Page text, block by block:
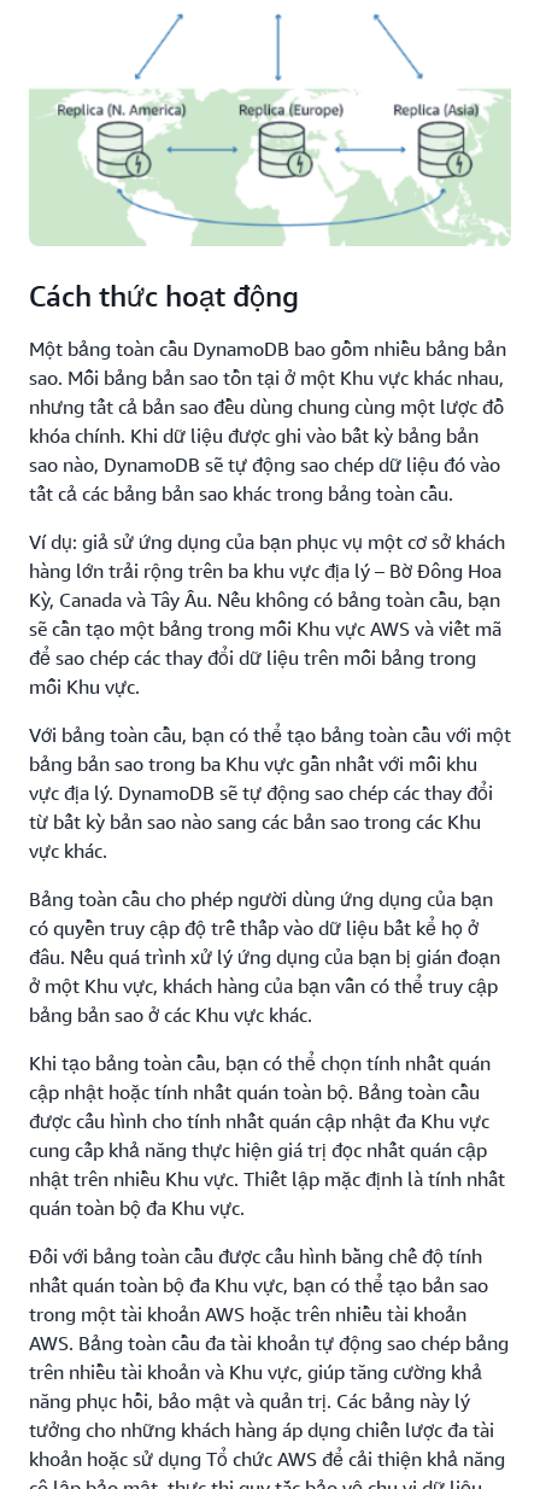
Cách thức hoạt động
Một bảng toàn cầu DynamoDB bao gồm nhiều bảng bản
sao. Mỗi bảng bản sao tồn tại ở một Khu vực khác nhau,
nhưng tất cả bản sao đều dùng chung cùng một lược đồ
khóa chính. Khi dữ liệu được ghi vào bất kỳ bảng bản
sao nào, DynamoDB sẽ tự động sao chép dữ liệu đó vào
tất cả các bảng bản sao khác trong bảng toàn cầu.
Ví dụ: giả sử ứng dụng của bạn phục vụ một cơ sở khách
hàng lớn trải rộng trên ba khu vực địa lý – Bờ Đông Hoa
Kỳ, Canada và Tây Âu. Nếu không có bảng toàn cầu, bạn
sẽ cần tạo một bảng trong mỗi Khu vực AWS và viết mã
để sao chép các thay đổi dữ liệu trên mỗi bảng trong
mỗi Khu vực.
Với bảng toàn cầu, bạn có thể tạo bảng toàn cầu với một
bảng bản sao trong ba Khu vực gần nhất với mỗi khu
vực địa lý. DynamoDB sẽ tự động sao chép các thay đổi
từ bất kỳ bản sao nào sang các bản sao trong các Khu
vực khác.
Bảng toàn cầu cho phép người dùng ứng dụng của bạn
có quyền truy cập độ trễ thấp vào dữ liệu bất kể họ ở
đâu. Nếu quá trình xử lý ứng dụng của bạn bị gián đoạn
ở một Khu vực, khách hàng của bạn vẫn có thể truy cập
bảng bản sao ở các Khu vực khác.
Khi tạo bảng toàn cầu, bạn có thể chọn tính nhất quán
cập nhật hoặc tính nhất quán toàn bộ. Bảng toàn cầu
được cấu hình cho tính nhất quán cập nhật đa Khu vực
cung cấp khả năng thực hiện giá trị đọc nhất quán cập
nhật trên nhiều Khu vực. Thiết lập mặc định là tính nhất
quán toàn bộ đa Khu vực.
Đối với bảng toàn cầu được cấu hình bằng chế độ tính
nhất quán toàn bộ đa Khu vực, bạn có thể tạo bản sao
trong một tài khoản AWS hoặc trên nhiều tài khoản
AWS. Bảng toàn cầu đa tài khoản tự động sao chép bảng
trên nhiều tài khoản và Khu vực, giúp tăng cường khả
năng phục hồi, bảo mật và quản trị. Các bảng này lý
tưởng cho những khách hàng áp dụng chiến lược đa tài
khoản hoặc sử dụng Tổ chức AWS để cải thiện khả năng